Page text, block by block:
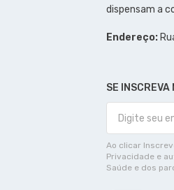
dispensam a
Endereço:
SE
Ao clicar
Privacidade e
Saúde e dos